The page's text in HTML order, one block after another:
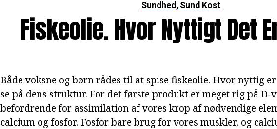
Sundhed, Sund Kost
Fiskeolie. Hvor Nyttigt Det
Både voksne og børn rådes til at spise fiskeolie. Hvor nyttig
se på dens struktur. For det første produkt er meget rig på D-
befordrende for assimilation af vores krop af nødvendige
calcium og fosfor. Fosfor bare brug for vores muskler, og